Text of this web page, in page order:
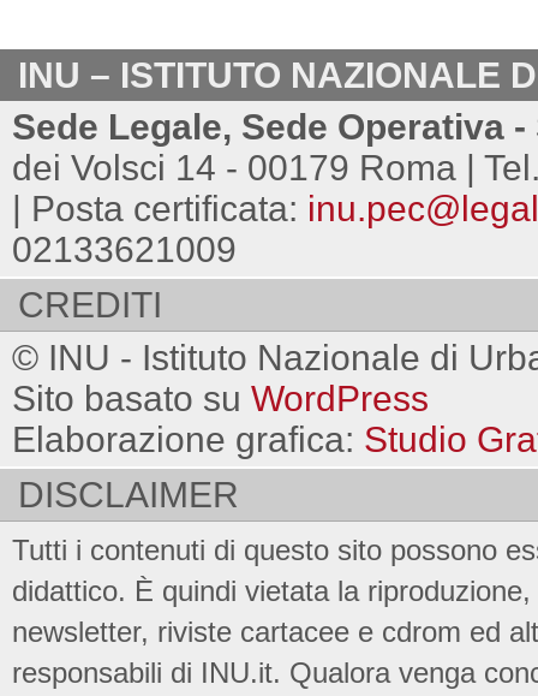
INU – ISTITUTO NAZIONALE
Sede Legale, Sede Operativa
dei Volsci 14 - 00179 Roma |
| Posta certificata:
02133621009
CREDITI
© INU - Istituto Nazionale di
Sito basato su WordPress
Elaborazione grafica: Studio
DISCLAIMER
Tutti i contenuti di questo sito possono
didattico. È quindi vietata la
newsletter, riviste cartacee e cdrom ed
responsabili di INU.it. Qualora venga